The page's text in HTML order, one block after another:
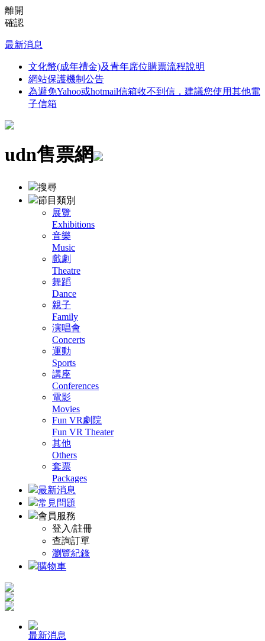
離開
確認
最新消息
文化幣(成年禮金)及青年席位購票流程說明
網站保護機制公告
為避免Yahoo或hotmail信箱收不到信，建議您使用其他電
子信箱
udn售票網
搜尋
節目類別
展覽
Exhibitions
音樂
Music
戲劇
Theatre
舞蹈
Dance
親子
Family
演唱會
Concerts
運動
Sports
講座
Conferences
電影
Movies
Fun VR劇院
Fun VR Theater
其他
Others
套票
Packages
最新消息
常見問題
會員服務
登入/註冊
查詢訂單
瀏覽紀錄
購物車
最新消息